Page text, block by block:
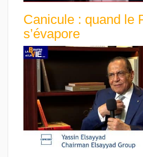
Canicule : quand le
s’évapore